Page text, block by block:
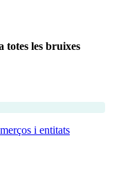
totes les bruixes